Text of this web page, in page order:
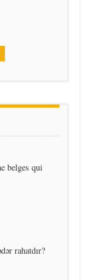
belges qui
rahatdır?